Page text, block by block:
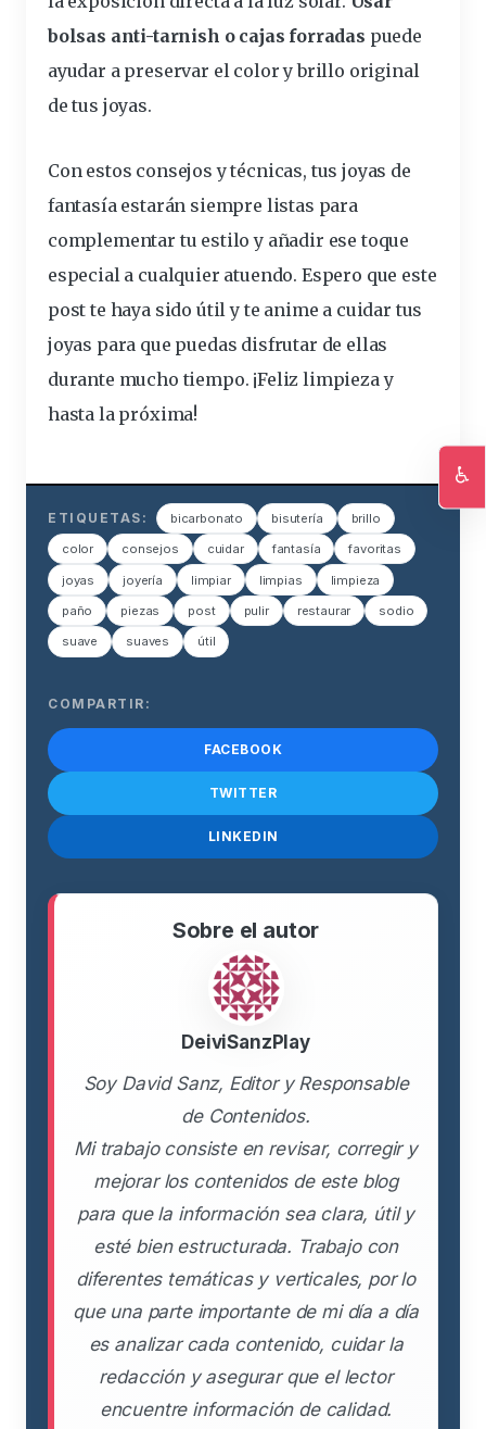
bolsas anti-tarnish o cajas forradas puede
ayudar a preservar el color y brillo original
de tus joyas.
Con estos consejos y técnicas, tus joyas de
fantasía estarán siempre listas para
complementar tu estilo y añadir ese toque
especial a cualquier atuendo. Espero que este
post te haya sido útil y te anime a cuidar tus
joyas para que puedas disfrutar de ellas
durante mucho tiempo. ¡Feliz limpieza y
hasta la próxima!
ETIQUETAS: bicarbonato bisutería brillo
color consejos cuidar fantasía favoritas
joyas joyería limpiar limpias limpieza
paño piezas post pulir restaurar sodio
suave suaves útil
COMPARTIR:
FACEBOOK
TWITTER
LINKEDIN
Sobre el autor
DeiviSanzPlay
Soy David Sanz, Editor y Responsable
de Contenidos.
Mi trabajo consiste en revisar, corregir y
mejorar los contenidos de este blog
para que la información sea clara, útil y
esté bien estructurada. Trabajo con
diferentes temáticas y verticales, por lo
que una parte importante de mi día a día
es analizar cada contenido, cuidar la
redacción y asegurar que el lector
encuentre información de calidad.
♿